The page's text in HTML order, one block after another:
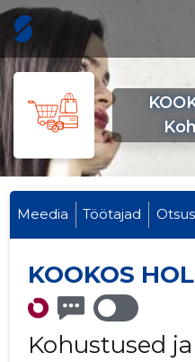
Meedia Töötajad
KOOKOS
Kohustused